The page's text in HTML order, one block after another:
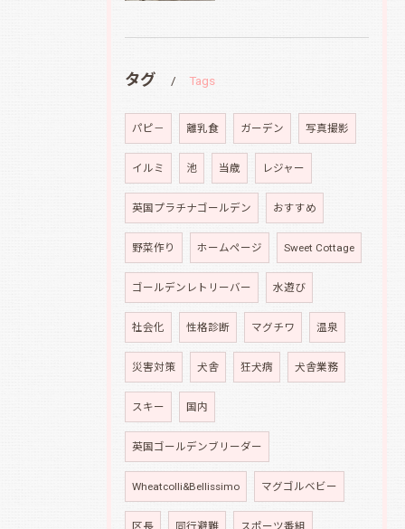
タグ Tags
パピ－ 離乳食 ガーデン 写真撮影
イルミ 池 当歳 レジャー
英国プラチナゴールデン おすすめ
野菜作り ホームページ Sweet Cottage
ゴールデンレトリーバー 水遊び
社会化 性格診断 マグチワ 温泉
災害対策 犬舎 狂犬病 犬舎業務
スキー 国内
英国ゴールデンブリーダー
Wheatcolli&Bellissimo マグゴルベビー
区長 同行避難 スポーツ番組